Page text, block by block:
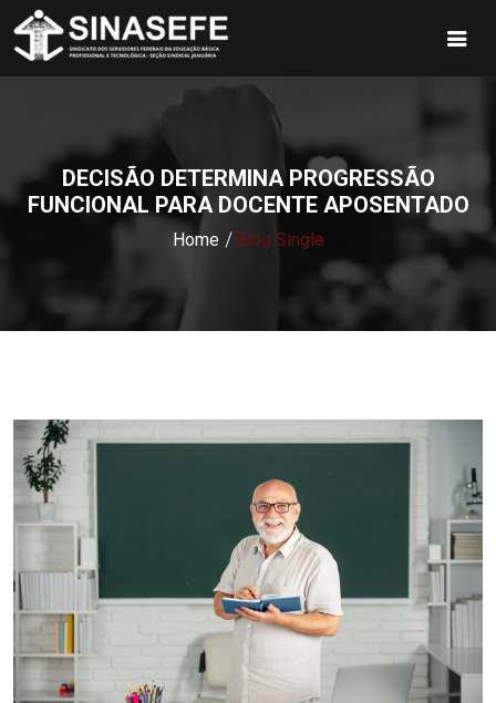
DECISÃO DETERMINA PROGRESSÃO
FUNCIONAL PARA DOCENTE APOSENTADO
Home Blog Single